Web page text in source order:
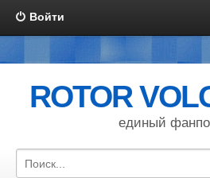
Войти
ROTOR
единый